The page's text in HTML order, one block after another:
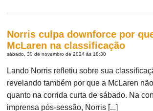
Norris culpa downforce por
McLaren na classificação
sábado, 30 de novembro de 2024 às 18:30
Lando Norris refletiu sobre sua
revelando também por que a McLaren
quanto na corrida curta de sábado. Na
imprensa pós-sessão, Norris [...]